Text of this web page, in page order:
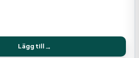
Lägg till